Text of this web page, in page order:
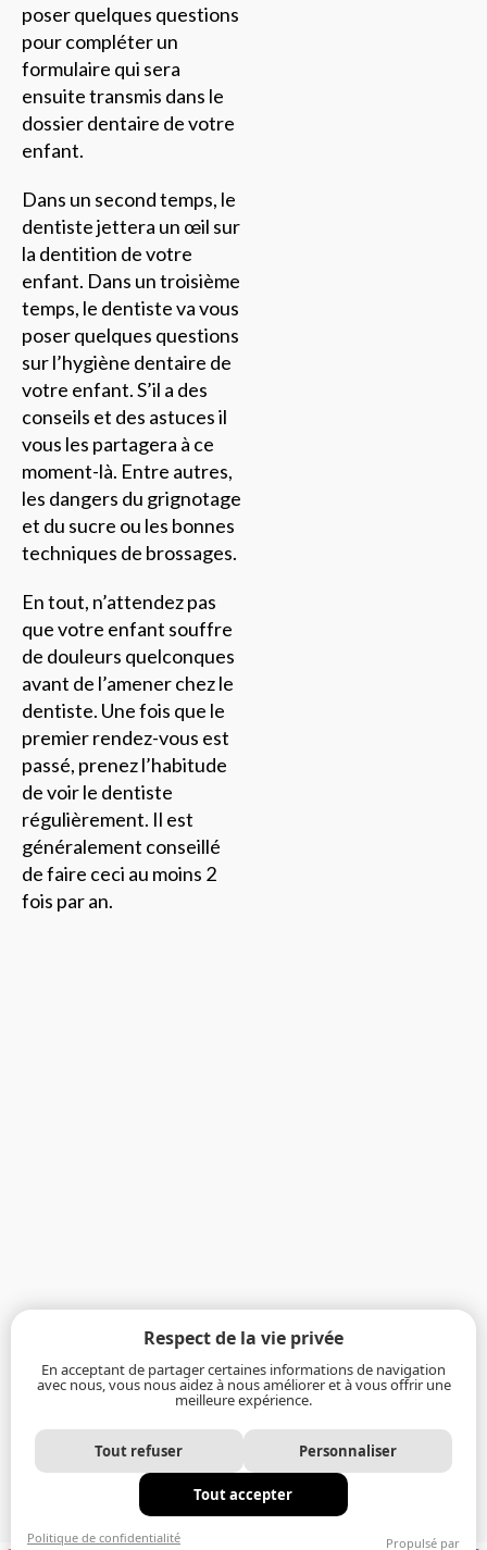
poser quelques questions
pour compléter un
formulaire qui sera
ensuite transmis dans le
dossier dentaire de votre
enfant.
Dans un second temps, le
dentiste jettera un œil sur
la dentition de votre
enfant. Dans un troisième
temps, le dentiste va vous
poser quelques questions
sur l’hygiène dentaire de
votre enfant. S’il a des
conseils et des astuces il
vous les partagera à ce
moment-là. Entre autres,
les dangers du grignotage
et du sucre ou les bonnes
techniques de brossages.
En tout, n’attendez pas
que votre enfant souffre
de douleurs quelconques
avant de l’amener chez le
dentiste. Une fois que le
premier rendez-vous est
passé, prenez l’habitude
de voir le dentiste
régulièrement. Il est
généralement conseillé
de faire ceci au moins 2
fois par an.
Respect de la vie privée
En acceptant de partager certaines informations de navigation
avec nous, vous nous aidez à nous améliorer et à vous offrir une
meilleure expérience.
Tout refuser Personnaliser
Tout accepter
Politique de confidentialité Propulsé par